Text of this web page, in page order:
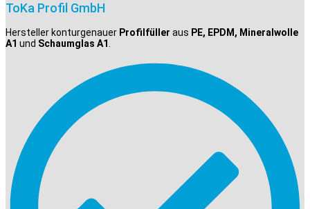
ToKa Profil GmbH
Hersteller konturgenauer Profilfüller aus PE, EPDM, Mineralwolle
A1 und Schaumglas A1.